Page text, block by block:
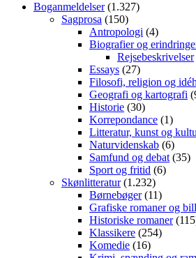
Boganmeldelser(1.327)
Sagprosa (150)
Antropologi (4)
Biografier og
Rejsebeskrivelser
Essays (27)
Filosofi, religion og
Geografi og kartografi
Historie (30)
Korrepondance (1)
Litteratur, kunst og
Naturvidenskab (6)
Samfund og debat (35)
Sport og fritid (6)
Skønlitteratur(1.232)
Børnebøger(11)
Grafiske romaner og
Historiske romaner
Klassikere (254)
Komedie (16)